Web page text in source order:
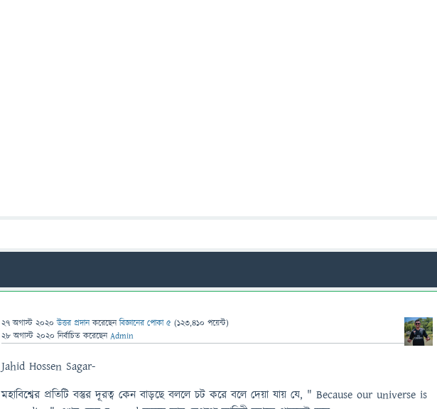
27 অগাস্ট 2020 উত্তর প্রদান করেছেনবিজ্ঞানের পোকা ৫ (123,410 পয়েন্ট)
28 অগাস্ট 2020 নির্বাচিত করেছেনAdmin
Jahid Hossen Sagar-
মহাবিশ্বের প্রতিটি বস্তুর দূরত্ব কেন বাড়ছে বললে চট করে বলে দেয়া যায় যে, " Because our universe is